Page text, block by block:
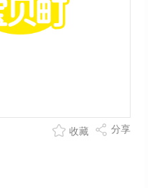
分享
收藏